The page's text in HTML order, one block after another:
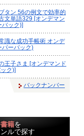
タン 56の例文で効率的
文単語329 [オンデマン
バック)]
識な成功手帳術 オンデ
パーバック)
王子さま [オンデマンド
ク)]
バックナンバー
籍を
ルで探す